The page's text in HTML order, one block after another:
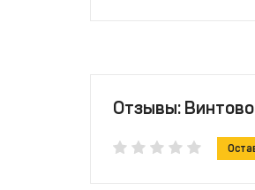
Отзывы: